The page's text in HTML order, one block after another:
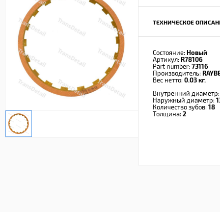
ТЕХНИЧЕСКОЕ
Состояние: Новый
Артикул: R78106
Part number: 73116
Производитель:
Вес нетто: 0.03 кг.
Внутренний
Наружный диаметр:
Количество зубов: 18
Толщина: 2